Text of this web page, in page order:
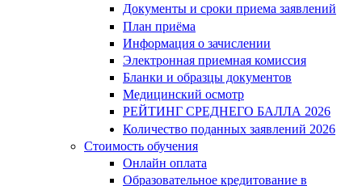
Документы и сроки приема заявлений
План приёма
Информация о зачислении
Электронная приемная комиссия
Бланки и образцы документов
Медицинский осмотр
РЕЙТИНГ СРЕДНЕГО БАЛЛА 2026
Количество поданных заявлений 2026
Стоимость обучения
Онлайн оплата
Образовательное кредитование в